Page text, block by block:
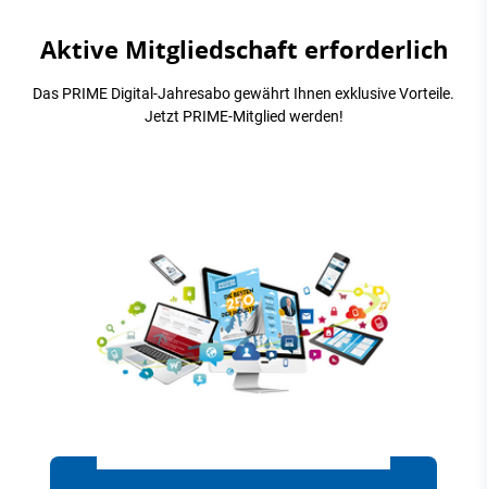
Aktive Mitgliedschaft erforderlich
Das PRIME Digital-Jahresabo gewährt Ihnen exklusive Vorteile.
Jetzt PRIME-Mitglied werden!